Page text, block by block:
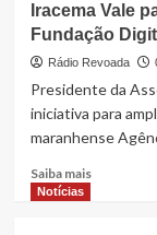
Soares
fortalece
o
com
programa
Lucrativa’
em
Iracema Vale
Fundação
Rádio Revoada
Presidente da
iniciativa para
maranhense
Saiba maisRead
Notícias